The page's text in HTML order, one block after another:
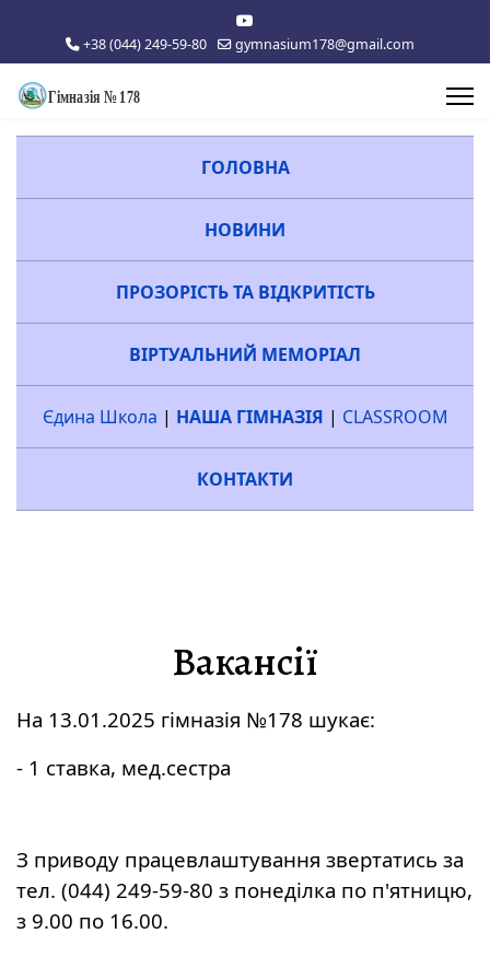
+38 (044) 249-59-80 gymnasium178@gmail.com
ГОЛОВНА
НОВИНИ
ПРОЗОРІСТЬ ТА ВІДКРИТІСТЬ
ВІРТУАЛЬНИЙ МЕМОРІАЛ
Єдина Школа | НАША ГІМНАЗІЯ | CLASSROOM
КОНТАКТИ
Вакансії
На 13.01.2025 гімназія №178 шукає:
- 1 ставка, мед.сестра
З приводу працевлаштування звертатись за
тел. (044) 249-59-80 з понеділка по п'ятницю,
з 9.00 по 16.00.